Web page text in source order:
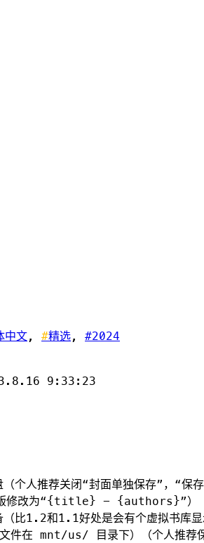
中文, 精选,
2024
库，原记录于‎2023‎.8‎.16‎ ‏‎9:33:23
人推荐关闭“封面单独保存”，“保
版修改为“{title} - {authors}”）
比1.2和1.1好处是会有个虚拟书库显
件在 mnt/us/ 目录下）（个人推